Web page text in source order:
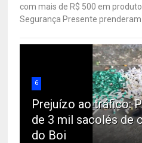
com mais de R$ 500 em
Segurança Presente prenderam
6
Prejuízo ao tráfico:
de 3 mil sacolés de
do Boi